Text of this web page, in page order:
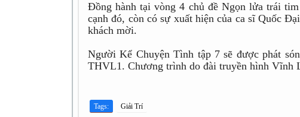
Đồng hành tại vòng 4 chủ đề Ngọn lửa trái
cạnh đó, còn có sự xuất hiện của ca sĩ Quốc
khách mời.
Người Kể Chuyện Tình tập 7 sẽ được phát
THVL1. Chương trình do đài truyền hình Vĩnh
Tags: Giải Trí